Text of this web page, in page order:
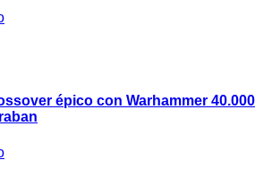
épico con Warhammer 40.000